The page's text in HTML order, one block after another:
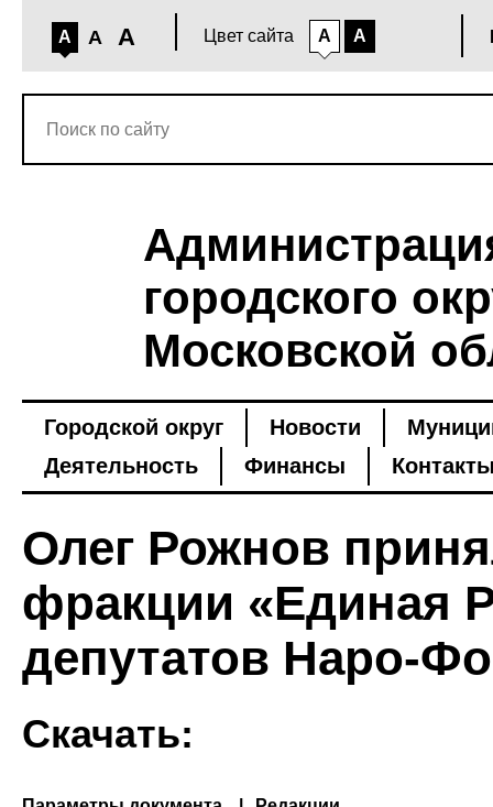
A A A Цвет сайта A A
городского
Московской
Городской округ Новости
Деятельность
Финансы
Олег Рожнов
фракции «Единая
депутатов Наро-
Скачать: